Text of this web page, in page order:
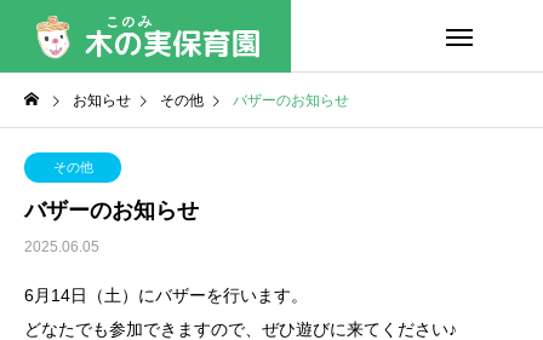
お知らせ その他 バザーのお知らせ
その他
バザーのお知らせ
2025.06.05
6月14日（土）にバザーを行います。
どなたでも参加できますので、ぜひ遊びに来てください♪